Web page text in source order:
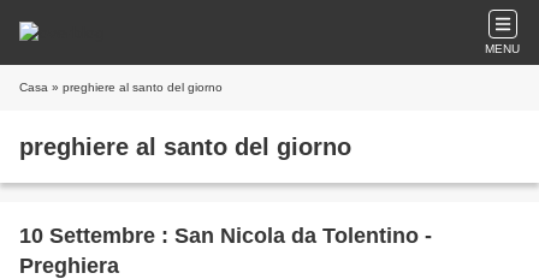
MENU
Casa » preghiere al santo del giorno
preghiere al santo del giorno
10 Settembre : San Nicola da Tolentino -
Preghiera